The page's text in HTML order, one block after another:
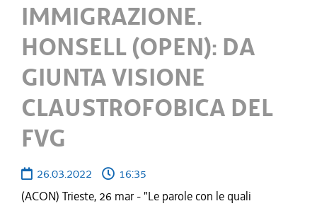
IMMIGRAZIONE.
HONSELL (OPEN): DA
GIUNTA VISIONE
CLAUSTROFOBICA DEL
FVG
26.03.2022
16:35
(ACON) Trieste, 26 mar - "Le parole con le quali